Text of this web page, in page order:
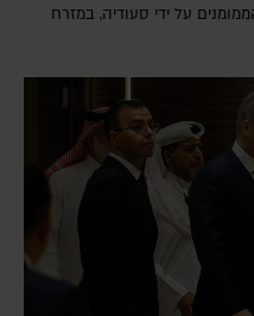
על ידי סעודיה, במזרח